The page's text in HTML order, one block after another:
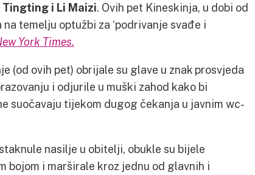
Tingting i Li Maizi. Ovih pet Kineskinja, u dobi od
temelju optužbi za ‘podrivanje svađe i
York Times.
(od ovih pet) obrijale su glave u znak prosvjeda
i odjurile u muški zahod kako bi
suočavaju tijekom dugog čekanja u javnim wc-
nasilje u obitelji, obukle su bijele
bojom i marširale kroz jednu od glavnih i